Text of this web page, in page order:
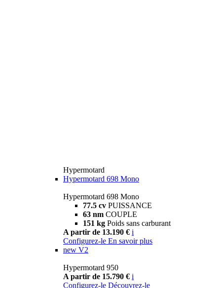
Hypermotard
Hypermotard 698 Mono
Hypermotard 698 Mono
77.5 cv PUISSANCE
63 nm COUPLE
151 kg Poids sans carburant
A partir de 13.190 € i
Configurez-le En savoir plus
new V2
Hypermotard 950
A partir de 15.790 € i
Configurez-le Découvrez-le